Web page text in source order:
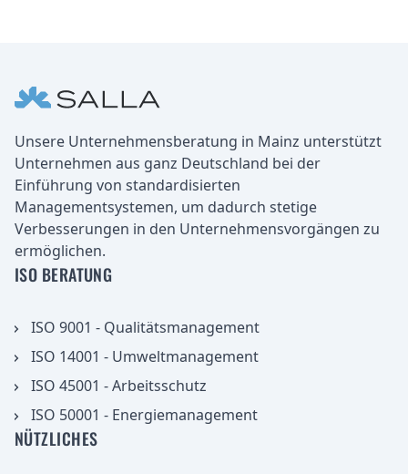
Unternehmen
Unsere Unternehmensberatung in Mainz unterstützt
Unternehmen aus ganz Deutschland bei der
Einführung von standardisierten
Managementsystemen, um dadurch stetige
Verbesserungen in den Unternehmensvorgängen zu
ermöglichen.
ISO BERATUNG
ISO 9001 - Qualitätsmanagement
ISO 14001 - Umweltmanagement
ISO 45001 - Arbeitsschutz
ISO 50001 - Energiemanagement
NÜTZLICHES